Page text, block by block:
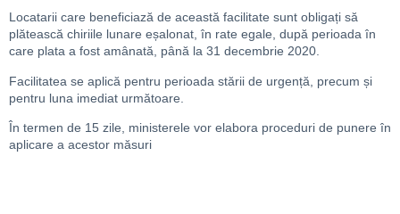
Locatarii care beneficiază de această facilitate sunt obligați să
plătească chiriile lunare eșalonat, în rate egale, după perioada în
care plata a fost amânată, până la 31 decembrie 2020.
Facilitatea se aplică pentru perioada stării de urgență, precum și
pentru luna imediat următoare.
În termen de 15 zile, ministerele vor elabora proceduri de punere în
aplicare a acestor măsuri